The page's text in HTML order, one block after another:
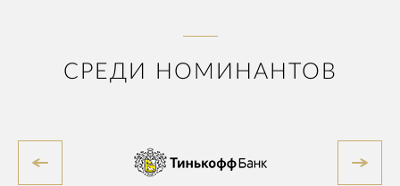
СРЕДИ НОМИНАНТОВ